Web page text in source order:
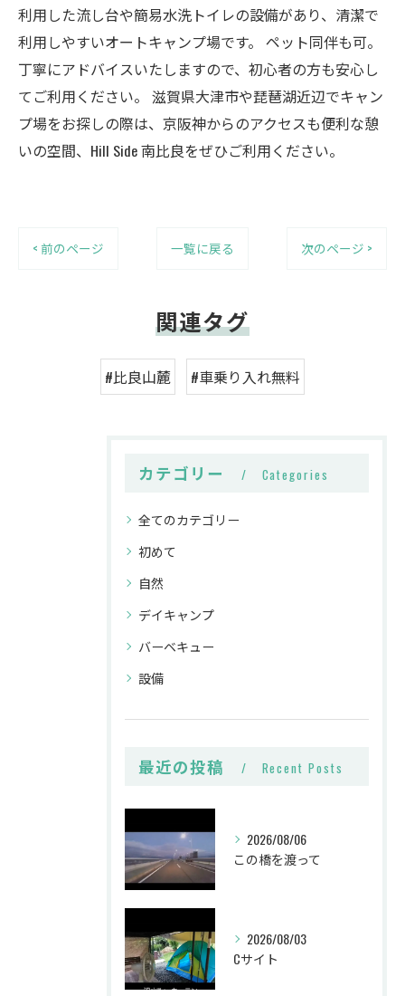
利用した流し台や簡易水洗トイレの設備があり、清潔で
利用しやすいオートキャンプ場です。 ペット同伴も可。
丁寧にアドバイスいたしますので、初心者の方も安心し
てご利用ください。 滋賀県大津市や琵琶湖近辺でキャン
プ場をお探しの際は、京阪神からのアクセスも便利な憩
いの空間、Hill Side 南比良をぜひご利用ください。
< 前のページ 一覧に戻る 次のページ >
関連タグ
#比良山麓 #車乗り入れ無料
カテゴリー Categories
全てのカテゴリー
初めて
自然
デイキャンプ
バーベキュー
設備
最近の投稿 Recent Posts
2026/08/06
この橋を渡って
2026/08/03
Cサイト